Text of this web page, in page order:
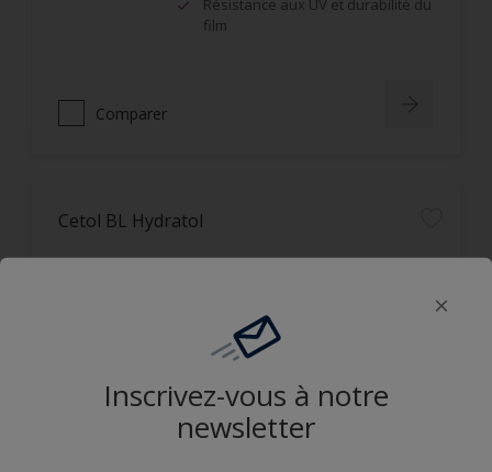
Résistance aux UV et durabilité du
film
Comparer
Cetol BL Hydratol
Imprégnation en profondeur,
bonne protection UV
Inscrivez-vous à notre
newsletter